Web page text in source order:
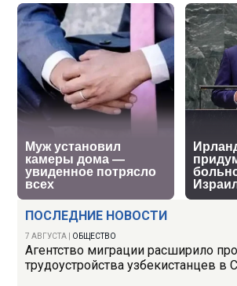
ПОСЛЕДНИЕ НОВОСТИ
7 АВГУСТА ОБЩЕСТВО
Агентство миграции расширило
трудоустройства узбекистанцев в